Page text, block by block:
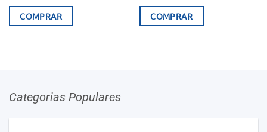
COMPRAR
original
era:
COMPRAR
Categorias Populares